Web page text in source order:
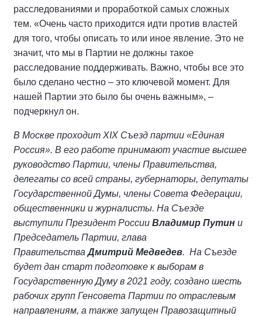
расследованиями и проработкой самых сложных
тем. «Очень часто приходится идти против властей
для того, чтобы описать то или иное явление. Это не
значит, что мы в Партии не должны такое
расследование поддерживать. Важно, чтобы все это
было сделано честно – это ключевой момент. Для
нашей Партии это было бы очень важным», –
подчеркнул он.
В Москве проходит XIX Съезд партии «Единая
Россия». В его работе принимают участие высшее
руководство Партии, члены Правительства,
делегаты со всей страны, губернаторы, депутаты
Государственной Думы, члены Совета Федерации,
общественники и журналисты. На Съезде
выступили Президент России Владимир Путин и
Председатель Партии, глава
ПравительстваДмитрий Медведев. На Съезде
будет дан старт подготовке к выборам в
Государственную Думу в 2021 году, создано шесть
рабочих групп Генсовета Партии по отраслевым
направлениям, а также запущен Правозащитный